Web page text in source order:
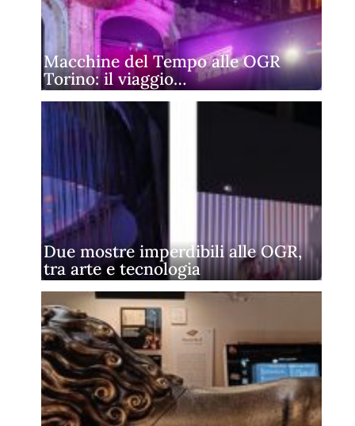
Macchine del Tempo alle OGR
Torino: il viaggio…
Due mostre imperdibili alle OGR,
tra arte e tecnologia